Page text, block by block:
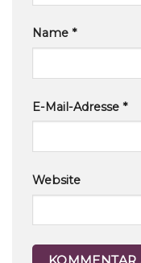
Name *
E-Mail-Adresse *
Website